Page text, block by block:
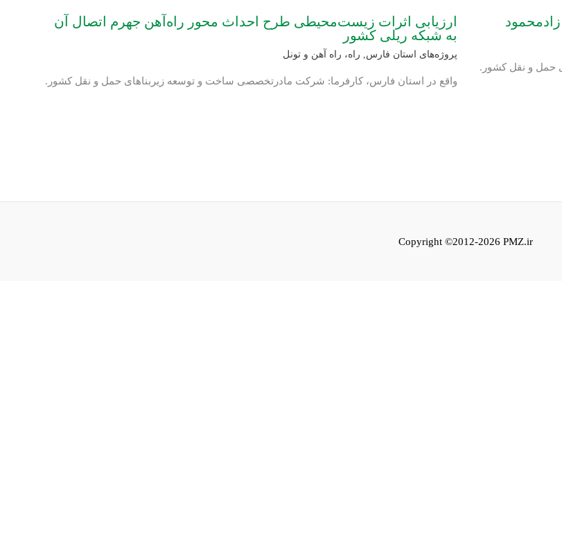
حمل و نقل کشور.
ارزیابی اثرات زیست‌محیطی طرح احداث محور راه‌آهن جهرم اتصال آن
به شبکه ریلی کشور
پروژه‌های استان فارس, راه، راه آهن و تونل
واقع در استان فارس، کارفرما: شرکت مادرتخصصی ساخت و توسعه زیربناهای حمل و نقل کشور.
Copyright ©2012-2026 PMZ.ir